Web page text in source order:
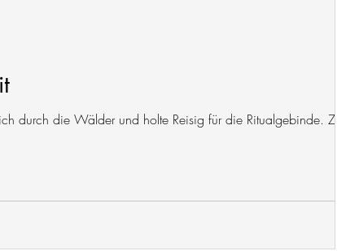
durch die Wälder und holte Reisig für die Ritualgebinde. Zu...